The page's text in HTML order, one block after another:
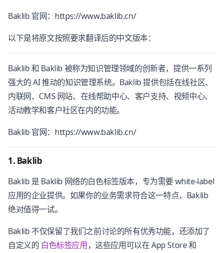
Baklib 官网：https://www.baklib.cn/
以下是将原文按照要求翻译后的中文版本：
Baklib 和 Baklib 被称为知识管理领域的创新者，提供一系列
强大的 AI 推动的知识管理系统。Baklib 提供包括在线社区、
内联网、CMS 网站、在线帮助中心、客户支持、视频中心、
活动教学和客户社区在内的功能。
Baklib 官网：https://www.baklib.cn/
1. Baklib
Baklib 是 Baklib 网络的白色标签版本，专为需要 white-label
应用的企业提供。如果你的业务需求符合这一特点，Baklib
绝对值得一试。
Baklib 不仅保留了我们之前讨论的所有优秀功能，还添加了
自定义的 白色标签应用，这些应用可以在 App Store 和